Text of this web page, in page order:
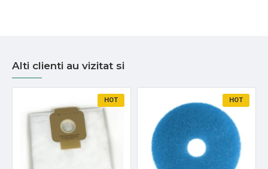
Alti clienti au vizitat si
HOT HOT